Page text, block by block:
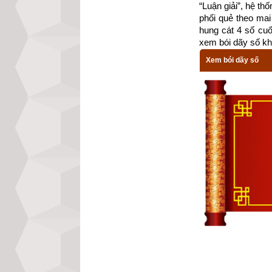
Theo bảng tra
là cung Khảm
1), Chấn (số
Nam. Tránh
Cấn (số 8) và
Xem chi tiết
mệnh Số 1 –
bát trạch cung
Các luận giải
trợ do không đủ
“Luận giải”, hệ
phối quẻ theo
hung cát 4 số
xem bói dãy số
Xem bói dãy số